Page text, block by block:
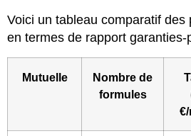
Voici un tableau comparatif des
en termes de rapport garanties-
Mutuelle
Nombre de
formules